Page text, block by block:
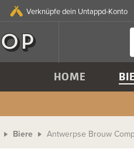
Verknüpfe dein Untappd-Konto
HOME
Biere Antwerpse Brouw